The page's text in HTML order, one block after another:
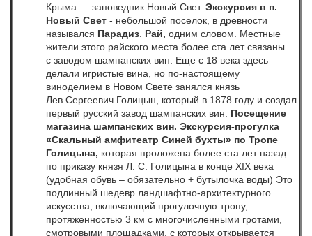
Крыма — заповедник Новый Свет. Экскурсия в п.
Новый Свет - небольшой поселок, в древности
назывался Парадиз Рай, одним словом. Местные
жители этого райского места более ста лет связаны
с заводом шампанских вин. Еще с 18 века здесь
делали игристые вина, но по-настоящему
виноделием в Новом Свете занялся князь
Лев Сергеевич Голицын, который в 1878 году и создал
первый русский завод шампанских вин.
Посещение
магазина шампанских вин. Экскурсия-прогулка
«Скальный амфитеатр Синей бухты» по Тропе
Голицына, которая проложена более ста лет назад
по приказу князя Л. С. Голицына в конце ХIХ века
(удобная обувь – обязательно + бутылочка воды) Это
подлинный шедевр ландшафтно-архитектурного
искусства, включающий прогулочную тропу,
протяженностью 3 км с многочисленными гротами,
смотровыми площадками, с которых открывается